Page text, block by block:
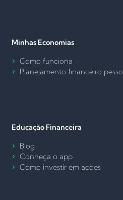
Minhas Economias
Como funciona
Planejamento financeiro
Educação Financeira
Blog
Conheça o app
Como investir em ações